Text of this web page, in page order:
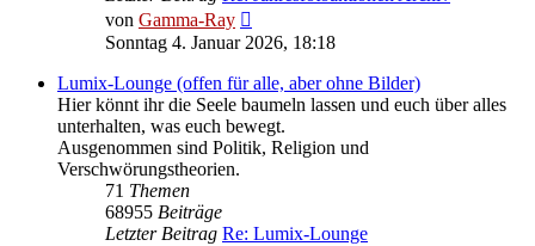
von Gamma-Ray
Beitrag
Sonntag 4. Januar 2026, 18:18
Lumix-Lounge (offen für alle, aber ohne Bilder)
Hier könnt ihr die Seele baumeln lassen und euch über alles
unterhalten, was euch bewegt.
Ausgenommen sind Politik, Religion und
Verschwörungstheorien.
71 Themen
68955 Beiträge
Letzter Beitrag Re: Lumix-Lounge